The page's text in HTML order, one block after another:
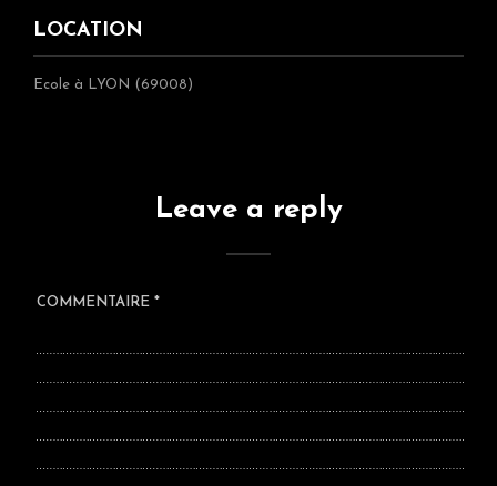
LOCATION
Ecole à LYON (69008)
Leave a reply
COMMENTAIRE *